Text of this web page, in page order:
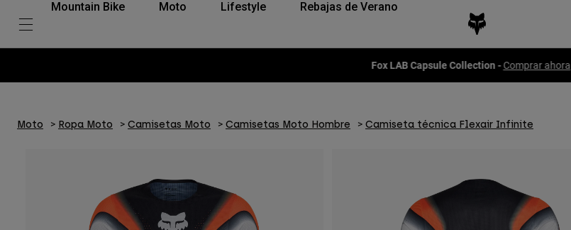
Mountain Bike Moto Lifestyle Rebajas de Verano
Fox LAB Capsule Collection -Comprar ahora
Moto Ropa Moto Camisetas Moto Camisetas Moto Hombre Camiseta técnica Flexair Infinite